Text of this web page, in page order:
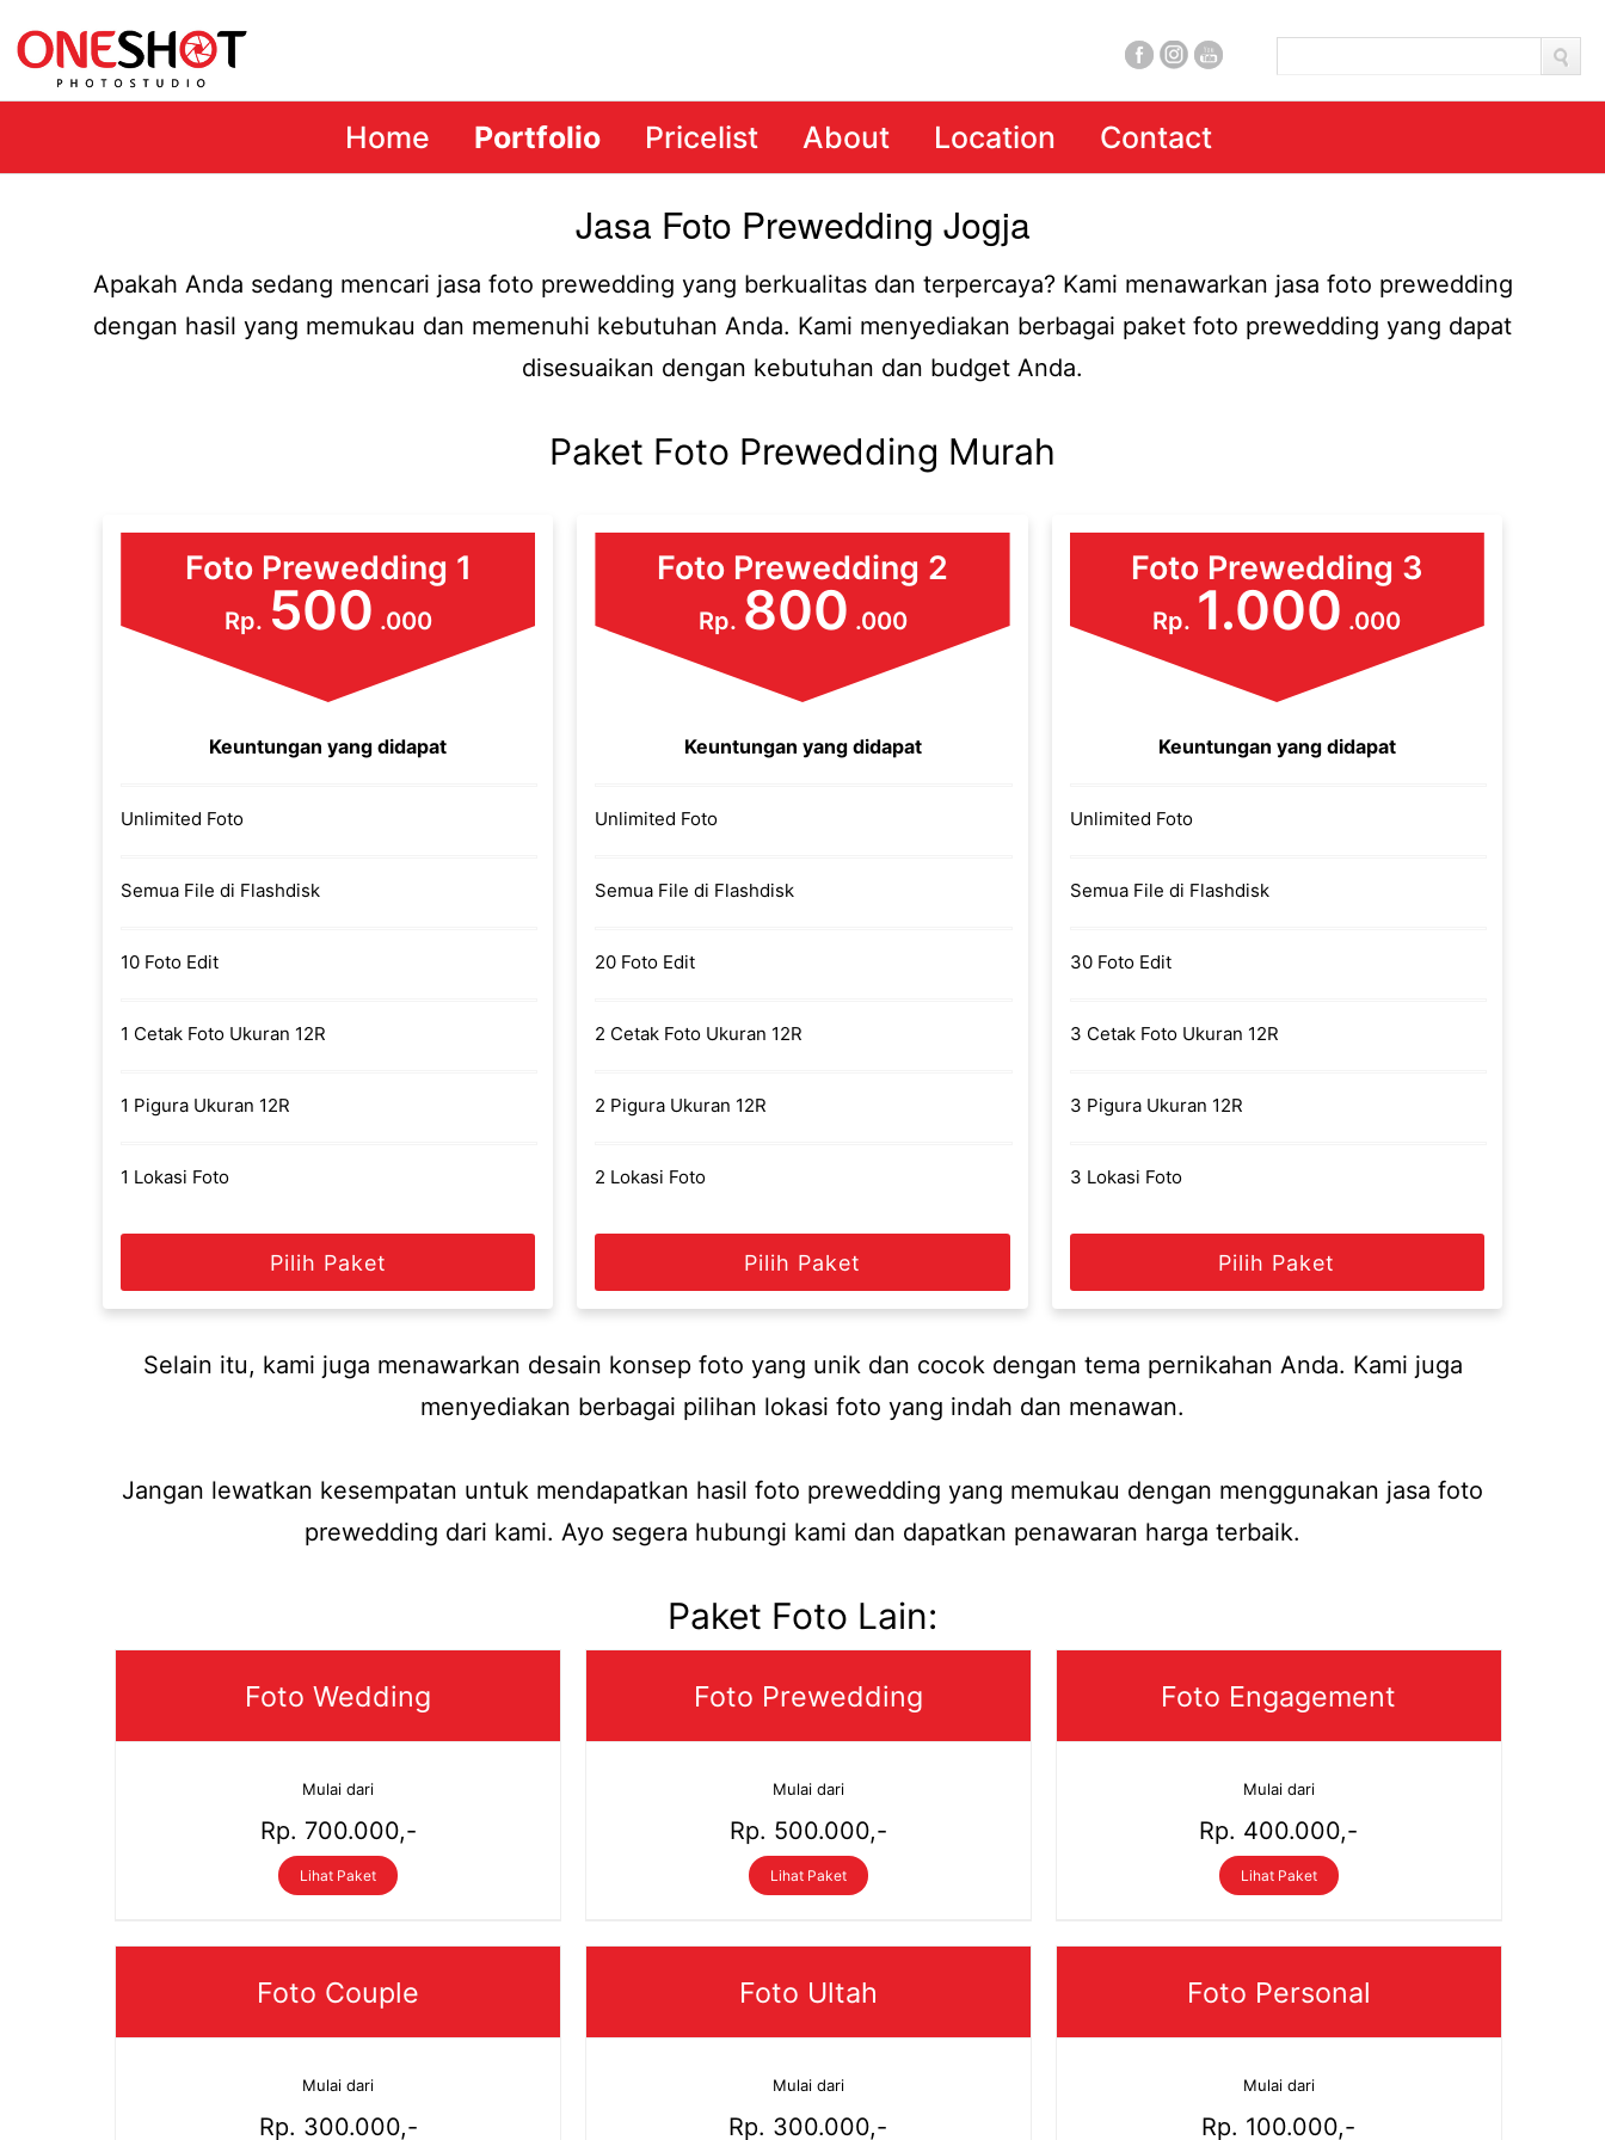
Home Portfolio Pricelist About Location Contact
Jasa Foto Prewedding Jogja
Apakah Anda sedang mencari jasa foto prewedding yang berkualitas dan terpercaya? Kami menawarkan jasa foto prewedding
dengan hasil yang memukau dan memenuhi kebutuhan Anda. Kami menyediakan berbagai paket foto prewedding yang dapat
disesuaikan dengan kebutuhan dan budget Anda.
Paket Foto Prewedding Murah
Foto Prewedding 1
Rp. 500 .000
Keuntungan yang didapat
Unlimited Foto
Semua File di Flashdisk
10 Foto Edit
1 Cetak Foto Ukuran 12R
1 Pigura Ukuran 12R
1 Lokasi Foto
Pilih Paket
Foto Prewedding 2
Rp. 800 .000
Keuntungan yang didapat
Unlimited Foto
Semua File di Flashdisk
20 Foto Edit
2 Cetak Foto Ukuran 12R
2 Pigura Ukuran 12R
2 Lokasi Foto
Pilih Paket
Foto Prewedding 3
Rp. 1.000 .000
Keuntungan yang didapat
Unlimited Foto
Semua File di Flashdisk
30 Foto Edit
3 Cetak Foto Ukuran 12R
3 Pigura Ukuran 12R
3 Lokasi Foto
Pilih Paket
Selain itu, kami juga menawarkan desain konsep foto yang unik dan cocok dengan tema pernikahan Anda. Kami juga
menyediakan berbagai pilihan lokasi foto yang indah dan menawan.
Jangan lewatkan kesempatan untuk mendapatkan hasil foto prewedding yang memukau dengan menggunakan jasa foto
prewedding dari kami. Ayo segera hubungi kami dan dapatkan penawaran harga terbaik.
Paket Foto Lain:
Foto Wedding
Mulai dari
Rp. 700.000,-
Lihat Paket
Foto Prewedding
Mulai dari
Rp. 500.000,-
Lihat Paket
Foto Engagement
Mulai dari
Rp. 400.000,-
Lihat Paket
Foto Couple
Mulai dari
Rp. 300.000,-
Foto Ultah
Mulai dari
Rp. 300.000,-
Foto Personal
Mulai dari
Rp. 100.000,-